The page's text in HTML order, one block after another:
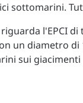
sottomarini.
l'EPCI
un diametro di
sui